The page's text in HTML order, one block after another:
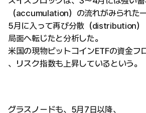
（accumulation）の流れがみられた一
5月に入って再び分散（distribution）
局面へ転じたと分析した。
米国の現物ビットコインETFの資金フ
、リスク指数も上昇しているという。
グラスノードも、5月7日以降、